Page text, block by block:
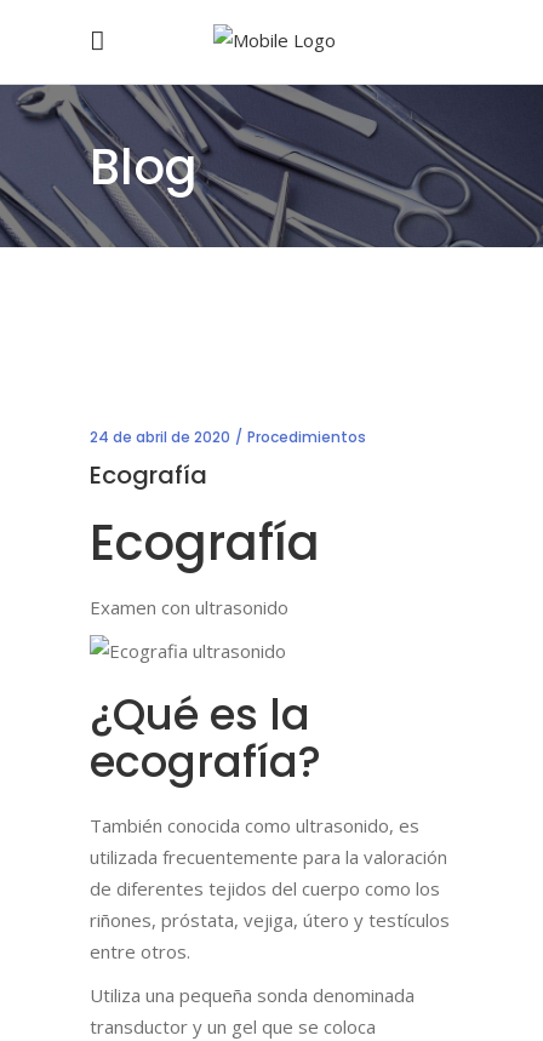
Blog
24 de abril de 2020 Procedimientos
Ecografía
Ecografía
Examen con ultrasonido
¿Qué es la
ecografía?
También conocida como ultrasonido, es
utilizada frecuentemente para la valoración
de diferentes tejidos del cuerpo como los
riñones, próstata, vejiga, útero y testículos
entre otros.
Utiliza una pequeña sonda denominada
transductor y un gel que se coloca